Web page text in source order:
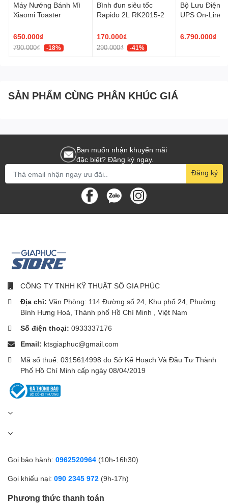
Máy Nướng Bánh Mì
Xiaomi Toaster
650.000₫
790.000₫ -18%
Bình đun siêu tốc
Rapido 2L RK2015-2
170.000₫
290.000₫ -41%
Bộ Lưu Điện
UPS On-Line
6.790.000₫
SẢN PHẨM CÙNG PHÂN KHÚC GIÁ
Bạn muốn nhận khuyến mãi
đặc biệt? Đăng ký ngay.
Đăng ký
CÔNG TY TNHH KỸ THUẬT SỐ GIA PHÚC
Địa chỉ: Văn Phòng: 114 Đường số 24, Khu phố 24, Phường
Bình Hưng Hoà, Thành phố Hồ Chí Minh , Việt Nam
Số điện thoại: 0933337176
Email: ktsgiaphuc@gmail.com
Mã số thuế: 0315614998 do Sở Kế Hoạch Và Đầu Tư Thành
Phố Hồ Chí Minh cấp ngày 08/04/2019
Gọi bảo hành: 0962520964 (10h-16h30)
Gọi khiếu nại: 090 2345 972 (9h-17h)
Phương thức thanh toán